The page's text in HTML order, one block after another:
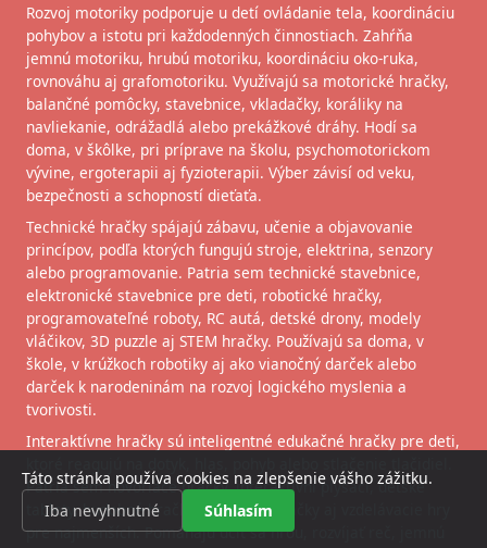
Rozvoj motoriky podporuje u detí ovládanie tela, koordináciu
pohybov a istotu pri každodenných činnostiach. Zahŕňa
jemnú motoriku, hrubú motoriku, koordináciu oko-ruka,
rovnováhu aj grafomotoriku. Využívajú sa motorické hračky,
balančné pomôcky, stavebnice, vkladačky, koráliky na
navliekanie, odrážadlá alebo prekážkové dráhy. Hodí sa
doma, v škôlke, pri príprave na školu, psychomotorickom
vývine, ergoterapii aj fyzioterapii. Výber závisí od veku,
bezpečnosti a schopností dieťaťa.
Technické hračky spájajú zábavu, učenie a objavovanie
princípov, podľa ktorých fungujú stroje, elektrina, senzory
alebo programovanie. Patria sem technické stavebnice,
elektronické stavebnice pre deti, robotické hračky,
programovateľné roboty, RC autá, detské drony, modely
vláčikov, 3D puzzle aj STEM hračky. Používajú sa doma, v
škole, v krúžkoch robotiky aj ako vianočný darček alebo
darček k narodeninám na rozvoj logického myslenia a
tvorivosti.
Interaktívne hračky sú inteligentné edukačné hračky pre deti,
Patria sem hovoriace hračky, interaktívni plyšáci, detské
tablety, hudobné hračky, robotické hračky aj vzdelávacie hry
pre najmenších. Pomáhajú učiť sa hrou, rozvíjať reč, jemnú
Táto stránka používa cookies na zlepšenie vášho zážitku.
Iba nevyhnutné
Súhlasím